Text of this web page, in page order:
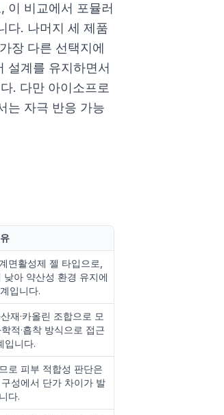
이 비교에서 포뮬러
다. 나머지 세 제품
장 다른 선택지에
설계를 유지하면서
. 다만 아이소프로
는 자극 반응 가능
면활성제 젤 타입으로,
아 약산성 환경 유지에
입니다.
재·카올린 조합으로 모
적·흡착 방식으로 접근
입니다.
로 피부 적합성 판단은
성에서 단가 차이가 발
다.